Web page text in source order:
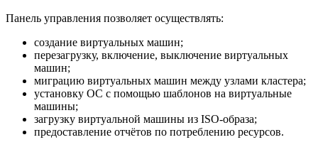
Панель управления позволяет осуществлять:
создание виртуальных машин;
перезагрузку, включение, выключение виртуальных
машин;
миграцию виртуальных машин между узлами кластера;
установку ОС с помощью шаблонов на виртуальные
машины;
загрузку виртуальной машины из ISO-образа;
предоставление отчётов по потреблению ресурсов.